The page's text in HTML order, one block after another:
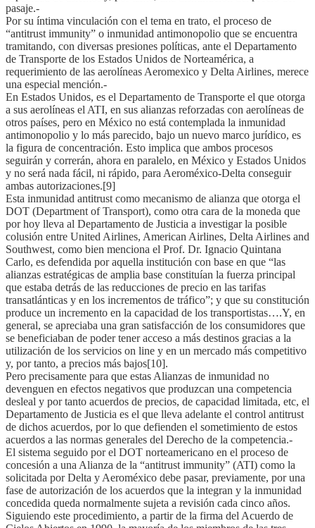
pasaje.-
Por su íntima vinculación con el tema en trato, el proceso de
“antitrust immunity” o inmunidad antimonopolio que se encuentra
tramitando, con diversas presiones políticas, ante el Departamento
de Transporte de los Estados Unidos de Norteamérica, a
requerimiento de las aerolíneas Aeromexico y Delta Airlines, merece
una especial mención.-
En Estados Unidos, es el Departamento de Transporte el que otorga
a sus aerolíneas el ATI, en sus alianzas reforzadas con aerolíneas de
otros países, pero en México no está contemplada la inmunidad
antimonopolio y lo más parecido, bajo un nuevo marco jurídico, es
la figura de concentración. Esto implica que ambos procesos
seguirán y correrán, ahora en paralelo, en México y Estados Unidos
y no será nada fácil, ni rápido, para Aeroméxico-Delta conseguir
ambas autorizaciones.[9]
Esta inmunidad antitrust como mecanismo de alianza que otorga el
DOT (Department of Transport), como otra cara de la moneda que
por hoy lleva al Departamento de Justicia a investigar la posible
colusión entre United Airlines, American Airlines, Delta Airlines and
Southwest, como bien menciona el Prof. Dr. Ignacio Quintana
Carlo, es defendida por aquella institución con base en que “las
alianzas estratégicas de amplia base constituían la fuerza principal
que estaba detrás de las reducciones de precio en las tarifas
transatlánticas y en los incrementos de tráfico”; y que su constitución
produce un incremento en la capacidad de los transportistas….Y, en
general, se apreciaba una gran satisfacción de los consumidores que
se beneficiaban de poder tener acceso a más destinos gracias a la
utilización de los servicios on line y en un mercado más competitivo
y, por tanto, a precios más bajos[10].
Pero precisamente para que estas Alianzas de inmunidad no
devenguen en efectos negativos que produzcan una competencia
desleal y por tanto acuerdos de precios, de capacidad limitada, etc, el
Departamento de Justicia es el que lleva adelante el control antitrust
de dichos acuerdos, por lo que defienden el sometimiento de estos
acuerdos a las normas generales del Derecho de la competencia.-
El sistema seguido por el DOT norteamericano en el proceso de
concesión a una Alianza de la “antitrust immunity” (ATI) como la
solicitada por Delta y Aeroméxico debe pasar, previamente, por una
fase de autorización de los acuerdos que la integran y la inmunidad
concedida queda normalmente sujeta a revisión cada cinco años.
Siguiendo este procedimiento, a partir de la firma del Acuerdo de